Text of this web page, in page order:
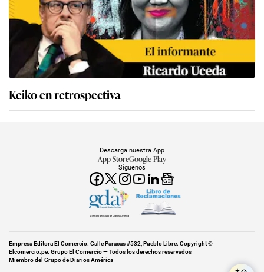
Keiko en retrospectiva
Síguenos
Descarga nuestra App
App StoreGoogle Play
Miembro del Grupo de Diarios América
Empresa Editora El Comercio. Calle Paracas #532, Pueblo Libre. Copyright ©
Elcomercio.pe. Grupo El Comercio — Todos los derechos reservados
Miembro del Grupo de Diarios América